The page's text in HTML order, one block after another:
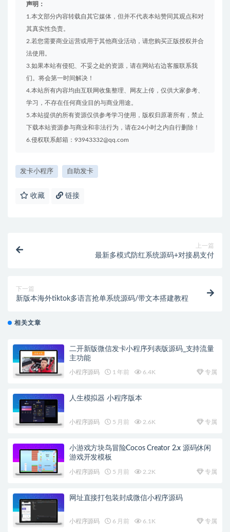
声明：
1.本文部分内容转载自其它媒体，但并不代表本站赞同其观点和对
其真实性负责。
2.若您需要商业运营或用于其他商业活动，请您购买正版授权并合
法使用。
3.如果本站有侵犯、不妥之处的资源，请在网站右边客服联系我
们。将会第一时间解决！
4.本站所有内容均由互联网收集整理、网友上传，仅供大家参考、
学习，不存在任何商业目的与商业用途。
5.本站提供的所有资源仅供参考学习使用，版权归原著所有，禁止
下载本站资源参与商业和非法行为，请在24小时之内自行删除！
6.侵权联系邮箱：93943332@qq.com
发卡小程序 自助发卡
收藏 链接
上一篇
最新多模式防红系统源码+对接易支付
下一篇
新版本海外tiktok多语言抢单系统源码/带文本搭建教程
相关文章
二开新版微信发卡小程序列表版源码_支持流量
主功能
小程序源码 1 年前 6.4K 专属
人生模拟器 小程序版本
小程序源码 5 月前 2.6K 专属
小游戏方块鸟冒险Cocos Creator 2.x 源码休闲
游戏开发模板
小程序源码 5 月前 2.2K 专属
网址直接打包装封成微信小程序源码
小程序源码 6 月前 6.1K 专属